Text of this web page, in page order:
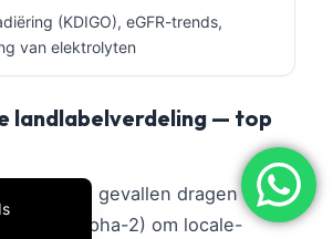
(KDIGO), eGFR-trends,
van elektrolyten
landlabelverdeling — top
gevallen dragen 127
3166-1 alpha-2) om locale-